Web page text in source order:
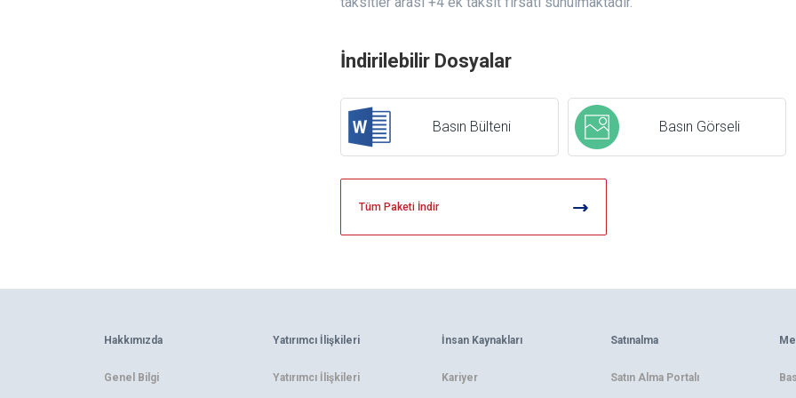
İndirilebilir Dosyalar
Basın Bülteni Basın Görseli
Tüm Paketi İndir
Hakkımızda
Genel Bilgi
Yatırımcı İlişkileri
Yatırımcı İlişkileri
İnsan Kaynakları
Kariyer
Satınalma
Satın Alma Portalı